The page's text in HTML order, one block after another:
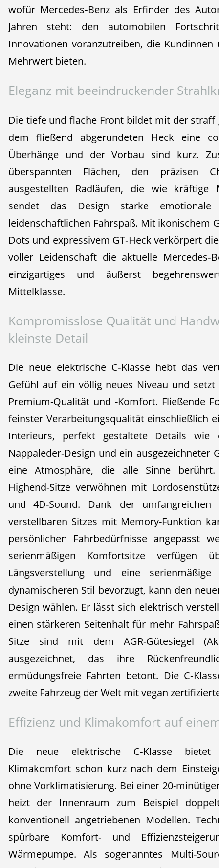
wofür Mercedes‑Benz als Erfinder des
Jahren steht: den automobilen
Innovationen voranzutreiben, die
Mehrwert bieten.
Eleganz mit beeindruckender
Die tiefe und flache Front bildet mit der
dem fließend abgerundeten Heck eine
Überhänge und der Vorbau sind kurz.
überspannten Flächen, den präzisen
ausgestellten Radläufen, die wie kräftige
sendet das Design starke
leidenschaftlichen Fahrspaß. Mit ikonischem
Dots und expressivem GT‑Heck verkörpert
voller Leidenschaft die aktuelle
einzigartiges und äußerst
Mittelklasse.
Kompromisslose Qualität und
kleinste Detail
Die neue elektrische C‑Klasse hebt das
Gefühl auf ein völlig neues Niveau und
Premium-Qualität und -Komfort. Fließende
feinster Verarbeitungsqualität einschließlich
Interieurs, perfekt gestaltete Details wie
Nappaleder-Design und ein ausgezeichneter
eine Atmosphäre, die alle Sinne
Highend-Sitze verwöhnen mit
und 4D-Sound. Dank der
verstellbaren Sitzes mit Memory-Funktion
persönlichen Fahrbedürfnisse angepasst
serienmäßigen Komfortsitze verfügen
Längsverstellung und eine
dynamischeren Stil bevorzugt, kann den
Design wählen. Er lässt sich elektrisch
einen stärkeren Seitenhalt für mehr
Sitze sind mit dem AGR-Gütesiegel
ausgezeichnet, das ihre
ermüdungsfreie Fahrten betont. Die
zweite Fahrzeug der Welt mit vegan
Effizienz und Klimakomfort auf
Die neue elektrische C‑Klasse bietet
Klimakomfort schon kurz nach dem
ohne Vorklimatisierung. Bei einer 20-
heizt der Innenraum zum Beispiel
konventionell angetriebenen Modellen.
spürbare Komfort- und
Wärmepumpe. Als sogenanntes Multi-